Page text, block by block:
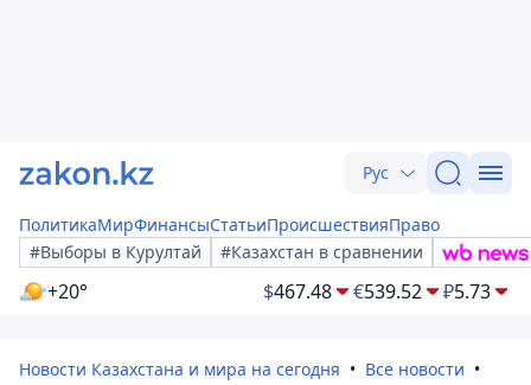
Рус
ПолитикаМирФинансыСтатьиПроисшествияПраво
#Выборы в Курултай
#Казахстан в сравнении
+20° $467.48 €539.52 ₽5.73
Новости Казахстана и мира на сегодня
Все новости